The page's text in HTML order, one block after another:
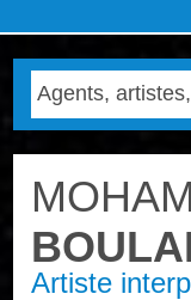
Artiste